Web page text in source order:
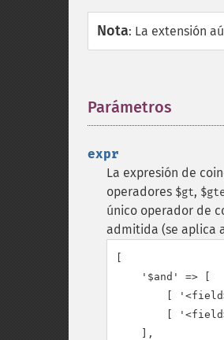
Nota: La extensión
Parámetros
expr
La expresión de
operadores $gt,
único operador de
admitida (se aplica
    '$and' => [
[
[
    ],